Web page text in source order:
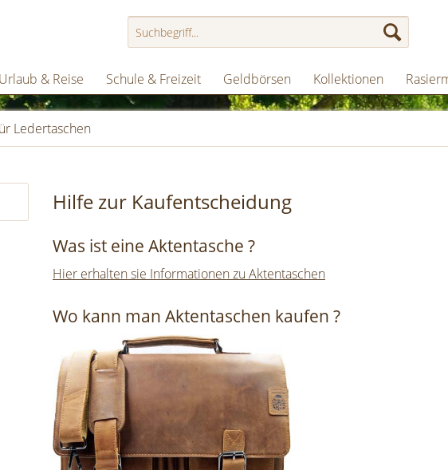
Urlaub & Reise Schule & Freizeit Geldbörsen Kollektionen
Ledertaschen
Hilfe zur Kaufentscheidung
Was ist eine Aktentasche ?
Hier erhalten sie Informationen zu Aktentaschen
Wo kann man Aktentaschen kaufen ?